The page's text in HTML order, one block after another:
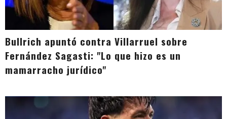
Bullrich apuntó contra Villarruel sobre
Fernández Sagasti: "Lo que hizo es un
mamarracho jurídico"